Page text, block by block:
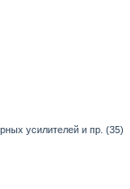
усилителей и пр. (35)